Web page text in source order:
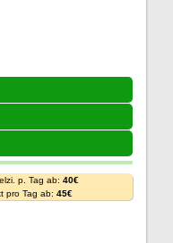
p. Tag ab: 40€
pro Tag ab: 45€